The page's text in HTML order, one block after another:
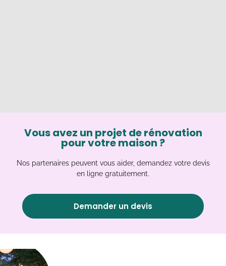
Vous avez un projet de rénovation
pour votre maison ?
Nos partenaires peuvent vous aider, demandez votre devis
en ligne gratuitement.
Demander un devis